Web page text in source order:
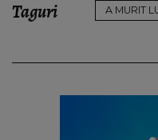
Taguri A MURIT